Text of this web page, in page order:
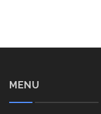
MENU